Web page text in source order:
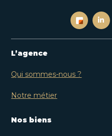
L’agence
Qui sommes-nous ?
Notre métier
Nos biens